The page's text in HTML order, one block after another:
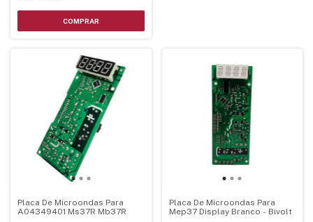
Placa De Microondas Para
A04349401 Ms37R Mb37R
Placa De Microondas Para
Mep37 Display Branco - Bivolt